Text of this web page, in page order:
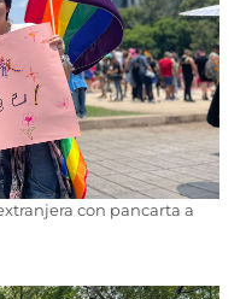
con pancarta a